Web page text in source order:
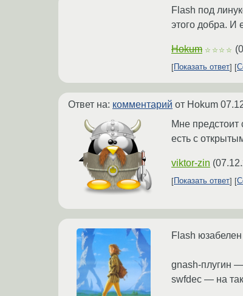
Flash под
этого добра. И
Hokum ☆☆☆☆ (
Показать ответ
Ответ на: комментарий от Hokum
Мне предстоит
есть с
viktor-zin (
Показать ответ
Flash
gnash-плугин
swfdec — на